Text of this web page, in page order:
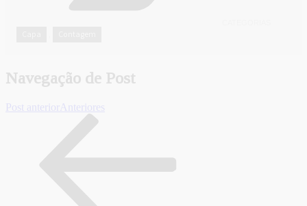
Navegação de Post
Post anterior Anteriores